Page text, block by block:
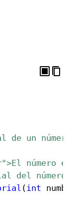
un número
número
del
(int number